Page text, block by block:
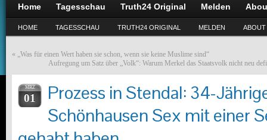
Home Tagesschau Truth24 Original Melden
HOME TAGESSCHAU TRUTH24 ORIGINAL MELDEN ABOUT
« „Was für einen Wert haben sie schon, wenn sie keine Muslime sind“
Aufregung um Satz über „Volk“: Warum Merkel das Staatsvolk nicht neu
MRZ
01
Prozess in Stendal: 34-
Schönhausen Sex mit einer